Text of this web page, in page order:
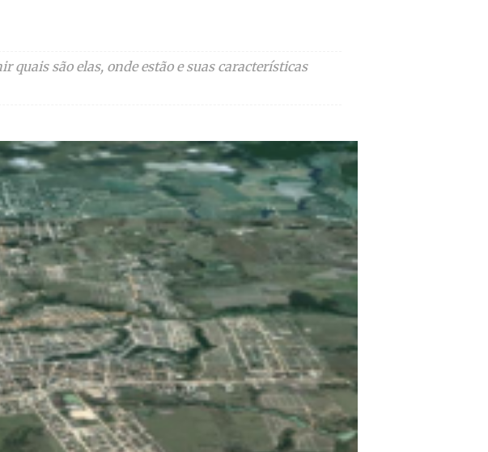
são elas, onde estão e suas características